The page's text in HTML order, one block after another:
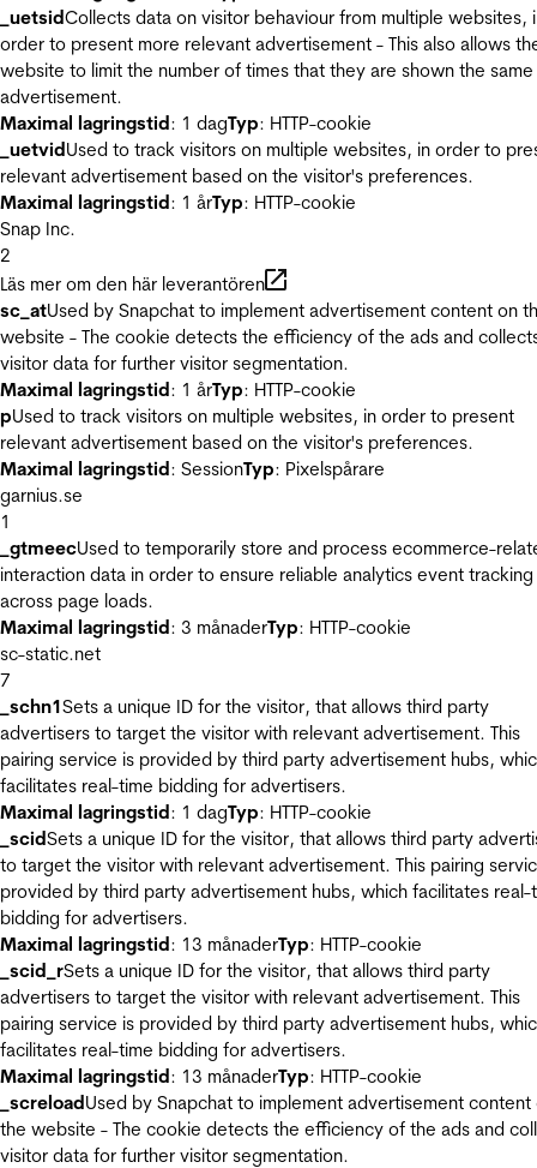
_uetsidCollects data on visitor behaviour from multiple websites,
order to present more relevant advertisement - This also allows
website to limit the number of times that they are shown the same
advertisement.
Maximal lagringstid: 1 dagTyp: HTTP-cookie
_uetvidUsed to track visitors on multiple websites, in order to
relevant advertisement based on the visitor's preferences.
Maximal lagringstid: 1 årTyp: HTTP-cookie
Snap Inc.
2
Läs mer om den här leverantören
sc_atUsed by Snapchat to implement advertisement content on
website - The cookie detects the efficiency of the ads and
visitor data for further visitor segmentation.
Maximal lagringstid: 1 årTyp: HTTP-cookie
pUsed to track visitors on multiple websites, in order to present
relevant advertisement based on the visitor's preferences.
Maximal lagringstid: SessionTyp: Pixelspårare
garnius.se
1
_gtmeecUsed to temporarily store and process ecommerce-
interaction data in order to ensure reliable analytics event tracking
across page loads.
Maximal lagringstid: 3 månaderTyp: HTTP-cookie
sc-static.net
7
_schn1Sets a unique ID for the visitor, that allows third party
advertisers to target the visitor with relevant advertisement. This
pairing service is provided by third party advertisement hubs,
facilitates real-time bidding for advertisers.
Maximal lagringstid: 1 dagTyp: HTTP-cookie
_scidSets a unique ID for the visitor, that allows third party
to target the visitor with relevant advertisement. This pairing
provided by third party advertisement hubs, which facilitates real-
bidding for advertisers.
Maximal lagringstid: 13 månaderTyp: HTTP-cookie
_scid_rSets a unique ID for the visitor, that allows third party
advertisers to target the visitor with relevant advertisement. This
pairing service is provided by third party advertisement hubs,
facilitates real-time bidding for advertisers.
Maximal lagringstid: 13 månaderTyp: HTTP-cookie
_screloadUsed by Snapchat to implement advertisement content
the website - The cookie detects the efficiency of the ads and
visitor data for further visitor segmentation.